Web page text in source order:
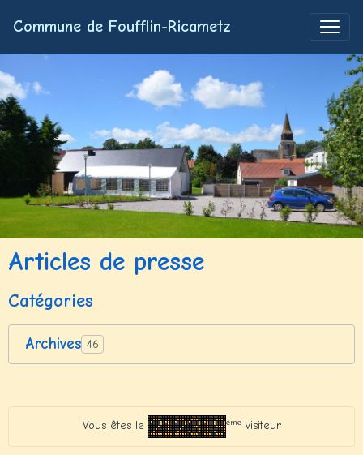
Commune de Foufflin-Ricametz
Articles de presse
Catégories
Archives 46
Vous êtes le èmevisiteur